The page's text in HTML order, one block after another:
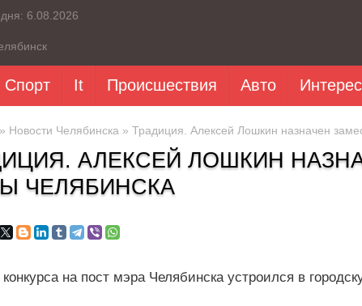
6.08.2026
Спорт It Происшествия Авто
» Новости Челябинска » Традиция. Алексей Лошкин назначен
АЛЕКСЕЙ ЛОШКИН
ЧЕЛЯБИНСКА
на пост мэра Челябинска устроился в